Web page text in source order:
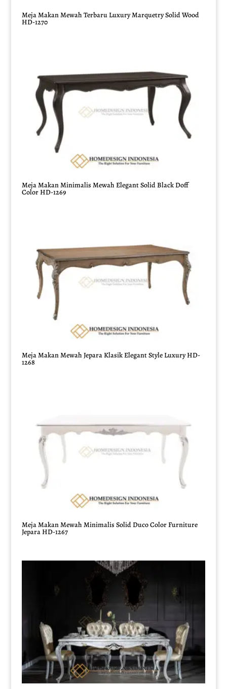
Meja Makan Mewah Terbaru Luxury Marquetry Solid Wood
HD-1270
Meja Makan Minimalis Mewah Elegant Solid Black Doff
Color HD-1269
Meja Makan Mewah Jepara Klasik Elegant Style Luxury HD-
1268
Meja Makan Mewah Minimalis Solid Duco Color Furniture
Jepara HD-1267